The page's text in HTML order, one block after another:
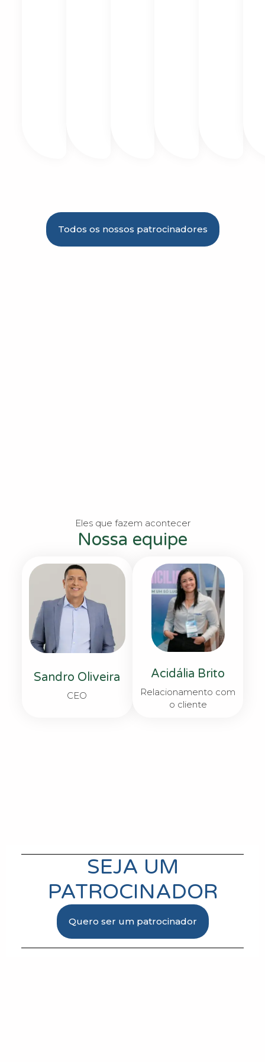
Todos os nossos patrocinadores
Sandro Oliveira
CEO
Acidália Brito
Relacionamento com
o cliente
Eles que fazem acontecer
Nossa equipe
SEJA UM
PATROCINADOR
Quero ser um patrocinador